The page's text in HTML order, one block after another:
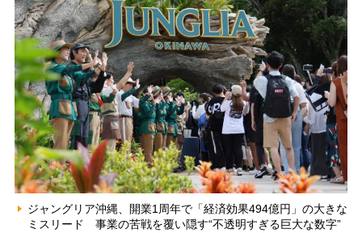
ジャングリア沖縄、開業1周年で「経済効果494億円」の大きな
ミスリード 事業の苦戦を覆い隠す“不透明すぎる巨大な数字”